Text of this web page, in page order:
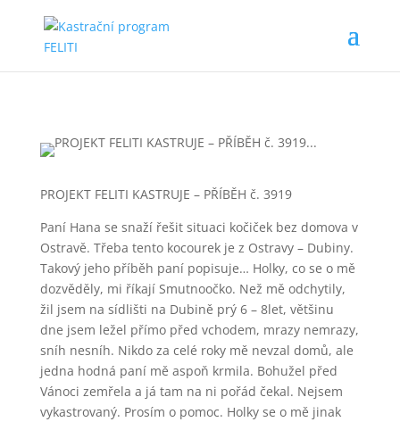
PROJEKT FELITI KASTRUJE – PŘÍBĚH č. 3919
Paní Hana se snaží řešit situaci kočiček bez domova v
Ostravě. Třeba tento kocourek je z Ostravy – Dubiny.
Takový jeho příběh paní popisuje… Holky, co se o mě
dozvěděly, mi říkají Smutnoočko. Než mě odchytily,
žil jsem na sídlišti na Dubině prý 6 – 8let, většinu
dne jsem ležel přímo před vchodem, mrazy nemrazy,
sníh nesníh. Nikdo za celé roky mě nevzal domů, ale
jedna hodná paní mě aspoň krmila. Bohužel před
Vánoci zemřela a já tam na ni pořád čekal. Nejsem
vykastrovaný. Prosím o pomoc. Holky se o mě jinak